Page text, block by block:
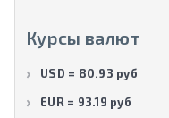
Курсы валют
USD = 80.93 руб
EUR = 93.19 руб